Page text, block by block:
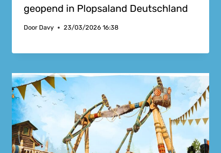
geopend in Plopsaland Deutschland
Door Davy 23/03/2026 16:38